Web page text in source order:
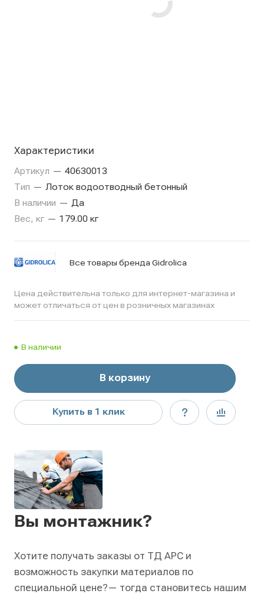
Характеристики
Артикул — 40630013
Тип — Лоток водоотводный бетонный
В наличии — Да
Вес, кг — 179.00 кг
Все товары бренда Gidrolica
Цена действительна только для интернет-магазина и
может отличаться от цен в розничных магазинах
В наличии
В корзину
Купить в 1 клик
Вы монтажник?
Хотите получать заказы от ТД АРС и
возможность закупки материалов по
специальной цене?— тогда становитесь нашим